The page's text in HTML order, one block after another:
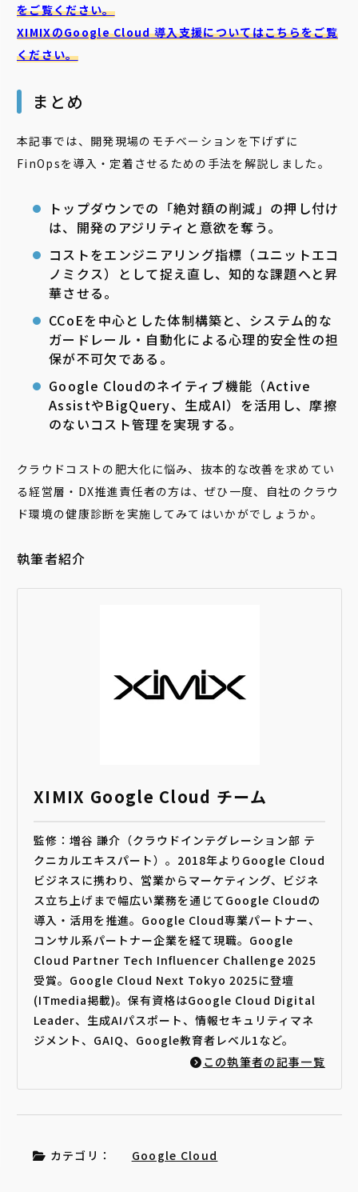
をご覧ください。
XIMIXのGoogle Cloud導入支援についてはこちらをご覧
ください。
まとめ
本記事では、開発現場のモチベーションを下げずに
FinOpsを導入・定着させるための手法を解説しました。
トップダウンでの「絶対額の削減」の押し付け
は、開発のアジリティと意欲を奪う。
コストをエンジニアリング指標（ユニットエコ
ノミクス）として捉え直し、知的な課題へと昇
華させる。
CCoEを中心とした体制構築と、システム的な
ガードレール・自動化による心理的安全性の担
保が不可欠である。
Google Cloudのネイティブ機能（Active
AssistやBigQuery、生成AI）を活用し、摩擦
のないコスト管理を実現する。
クラウドコストの肥大化に悩み、抜本的な改善を求めてい
る経営層・DX推進責任者の方は、ぜひ一度、自社のクラウ
ド環境の健康診断を実施してみてはいかがでしょうか。
執筆者紹介
XIMIX Google Cloud チーム
監修：増谷 謙介（クラウドインテグレーション部 テ
クニカルエキスパート）。2018年よりGoogle Cloud
ビジネスに携わり、営業からマーケティング、ビジネ
ス立ち上げまで幅広い業務を通じてGoogle Cloudの
導入・活用を推進。Google Cloud専業パートナー、
コンサル系パートナー企業を経て現職。Google
Cloud Partner Tech Influencer Challenge 2025
受賞。Google Cloud Next Tokyo 2025に登壇
(ITmedia掲載)。保有資格はGoogle Cloud Digital
Leader、生成AIパスポート、情報セキュリティマネ
ジメント、GAIQ、Google教育者レベル1など。
この執筆者の記事一覧
カテゴリ： Google Cloud